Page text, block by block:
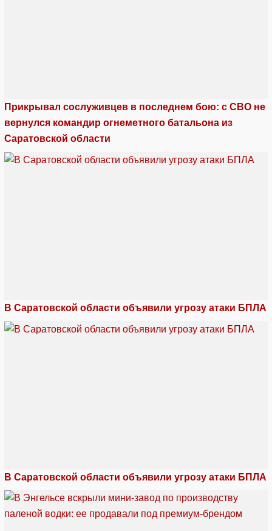
Прикрывал сослуживцев в последнем бою: с СВО не
вернулся командир огнеметного батальона из
Саратовской области
В Саратовской области объявили угрозу атаки БПЛА
В Саратовской области объявили угрозу атаки БПЛА